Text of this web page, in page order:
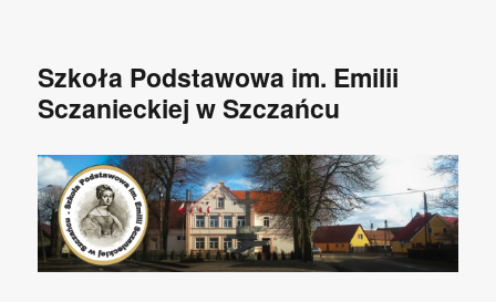
Szkoła Podstawowa im. Emilii
Sczanieckiej w Szczańcu